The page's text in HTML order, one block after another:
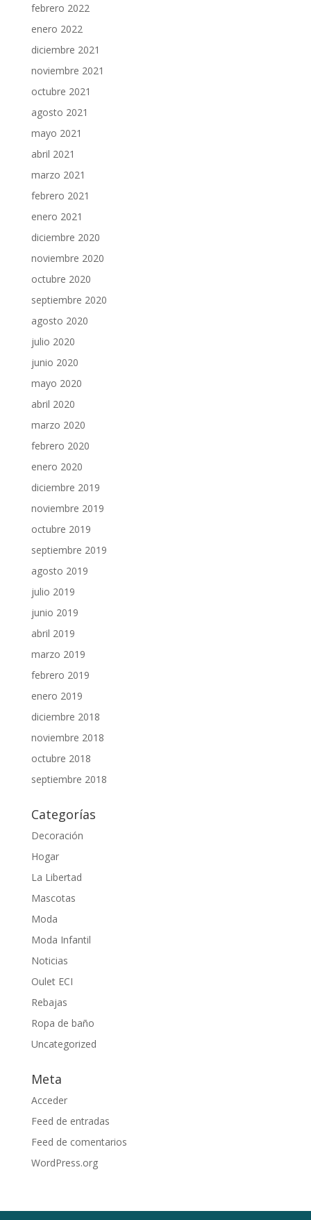
febrero 2022
enero 2022
diciembre 2021
noviembre 2021
octubre 2021
agosto 2021
mayo 2021
abril 2021
marzo 2021
febrero 2021
enero 2021
diciembre 2020
noviembre 2020
octubre 2020
septiembre 2020
agosto 2020
julio 2020
junio 2020
mayo 2020
abril 2020
marzo 2020
febrero 2020
enero 2020
diciembre 2019
noviembre 2019
octubre 2019
septiembre 2019
agosto 2019
julio 2019
junio 2019
abril 2019
marzo 2019
febrero 2019
enero 2019
diciembre 2018
noviembre 2018
octubre 2018
septiembre 2018
Categorías
Decoración
Hogar
La Libertad
Mascotas
Moda
Moda Infantil
Noticias
Oulet ECI
Rebajas
Ropa de baño
Uncategorized
Meta
Acceder
Feed de entradas
Feed de comentarios
WordPress.org